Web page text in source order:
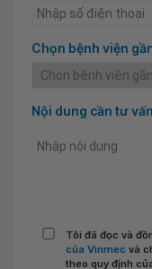
Chọn bệnh viện
Nội dung cần tư vấn
Tôi đã đọc và
của Vinmec và
theo quy định